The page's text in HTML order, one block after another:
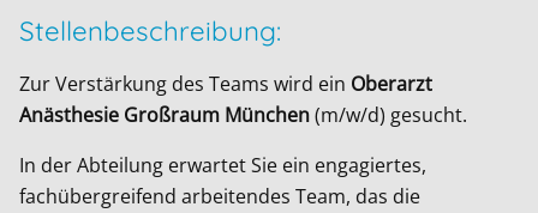
Stellenbeschreibung:
Zur Verstärkung des Teams wird ein Oberarzt
Anästhesie Großraum München(m/w/d) gesucht.
In der Abteilung erwartet Sie ein engagiertes,
fachübergreifend arbeitendes Team, das die